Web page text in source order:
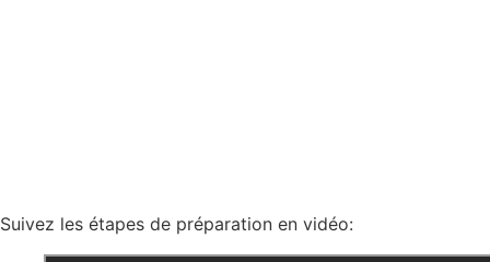
Suivez les étapes de préparation en vidéo: